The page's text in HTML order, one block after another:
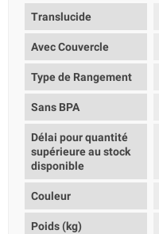
Translucide
Avec Couvercle
Type de Rangement
Sans BPA
Délai pour quantité
supérieure au stock
disponible
Couleur
Poids (kg)